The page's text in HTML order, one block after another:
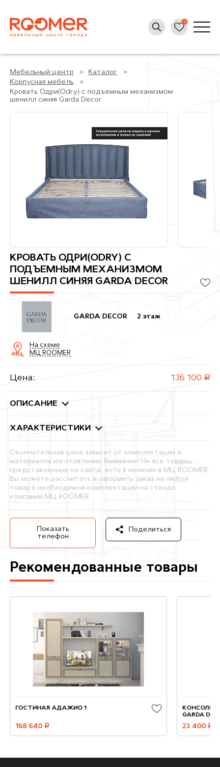
Мебельный центр
Каталог
Корпусная мебель
Кровать Одри(Odry) с подъемным механизмом
шенилл синяя Garda Decor
КРОВАТЬ ОДРИ(ODRY) С
ПОДЪЕМНЫМ МЕХАНИЗМОМ
ШЕНИЛЛ СИНЯЯ GARDA DECOR
GARDA DECOR 2 этаж
На схеме
МЦ ROOMER
Цена: 136 100 руб.
ОПИСАНИЕ
ХАРАКТЕРИСТИКИ
Окончательная цена зависит от комплектации и
материалов изготовления. Внимание! Не все товары,
представленные на сайте, есть в наличии в МЦ ROOMER.
Вы можете рассчитать и оформить заказ на любой
товар в необходимой комплектации на стенде
компании МЦ ROOMER.
Показать
телефон
Поделиться
Рекомендованные товары
ГОСТИНАЯ АДАЖИО 1
168 640 руб.
КОНСОЛЬ
GARDA
23 400 руб.